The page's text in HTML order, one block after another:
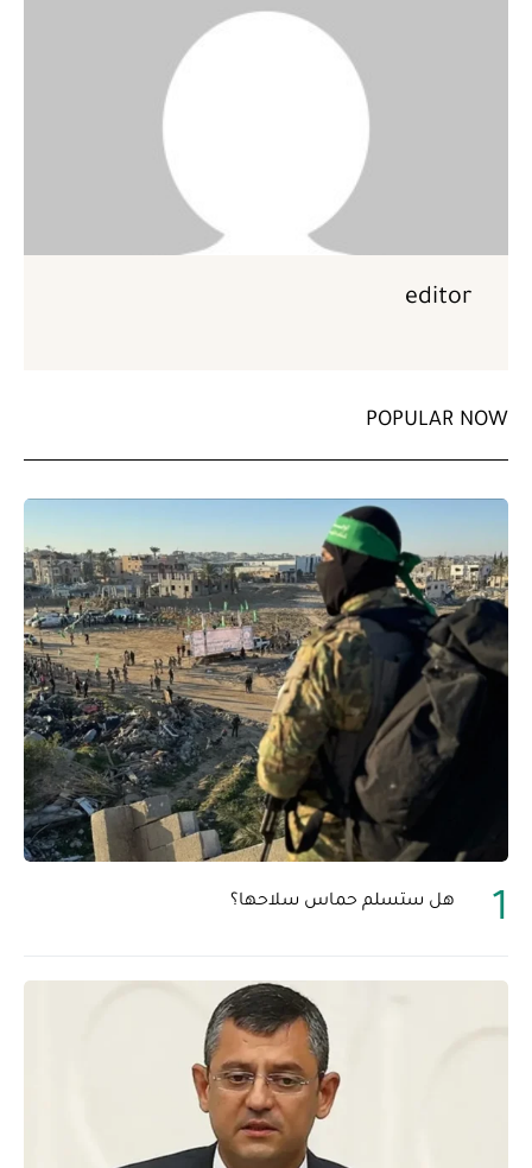
editor
POPULAR NOW
هل ستسلم حماس سلاحها؟